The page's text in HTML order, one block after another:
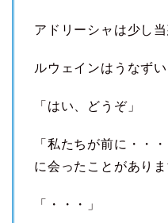
アドリーシャは少し
ルウェインはうなずい
「はい、どうぞ」
「私たちが前に・・
に会ったことがありま
「・・・」